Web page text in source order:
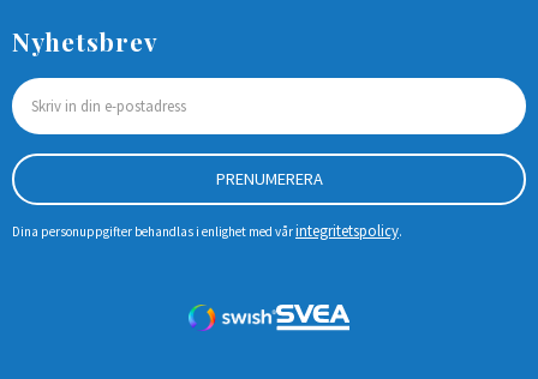
Nyhetsbrev
PRENUMERERA
Dina personuppgifter behandlas i enlighet med vårintegritetspolicy.